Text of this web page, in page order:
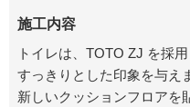
施工内容
トイレは、TOTO ZJ を採
すっきりとした印象を与え
新しいクッションフロアを